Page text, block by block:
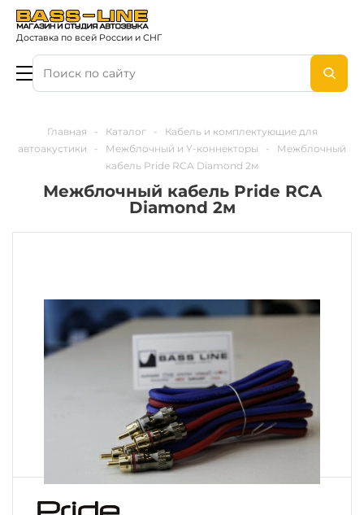
Доставка по всей России и СНГ
Главная - Каталог -
Кабель и комплектующие для
автоакустики
- Межблочный и Y-коннекторы -
Межблочный
кабель Pride RCA Diamond 2м
Межблочный кабель Pride RCA
Diamond 2м